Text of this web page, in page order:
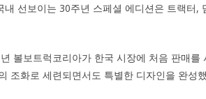
내 선보이는 30주년 스페셜 에디션은 트랙터,
볼보트럭코리아가 한국 시장에 처음 판매
조화로 세련되면서도 특별한 디자인을 완성